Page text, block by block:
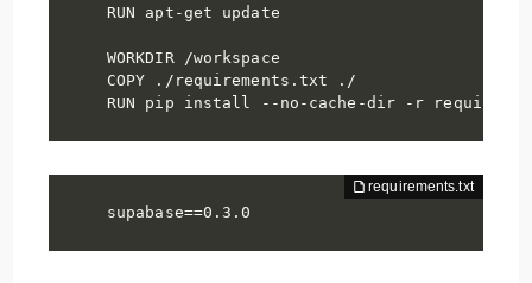
RUN apt-get update
WORKDIR /workspace
COPY ./requirements.txt ./
RUN pip install --no-cache-dir -r
supabase==0.3.0